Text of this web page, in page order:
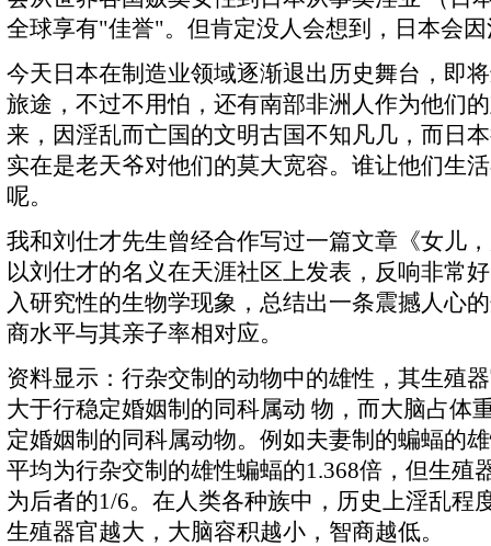
全球享有"佳誉"。但肯定没人会想到，日本会
今天日本在制造业领域逐渐退出历史舞台，即
旅途，不过不用怕，还有南部非洲人作为他们
来，因淫乱而亡国的文明古国不知凡几，而日
实在是老天爷对他们的莫大宽容。谁让他们生
呢。
我和刘仕才先生曾经合作写过一篇文章《女儿
以刘仕才的名义在天涯社区上发表，反响非常
入研究性的生物学现象，总结出一条震撼人心
商水平与其亲子率相对应。
资料显示：行杂交制的动物中的雄性，其生殖
大于行稳定婚姻制的同科属动 物，而大脑占体
定婚姻制的同科属动物。例如夫妻制的蝙蝠的
平均为行杂交制的雄性蝙蝠的1.368倍，但生殖
为后者的1/6。在人类各种族中，历史上淫乱程
生殖器官越大，大脑容积越小，智商越低。